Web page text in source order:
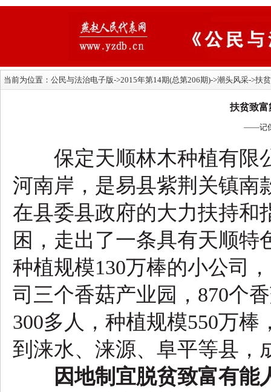
当前为位置： 公民与法治电子版->2015年第14期(总第206期)->潮头风采->
扶贫致
——记
保定天顺林木种植有限
河南岸，是易县紫荆关镇南
在县委县政府的大力扶持和
困，走出了一条具有天顺特
种植规模130万棒的小公司
司三个香菇产业园，870个
300多人，种植规模550万
到涞水、涞源、阜平等县，
因地制宜脱贫致富有能